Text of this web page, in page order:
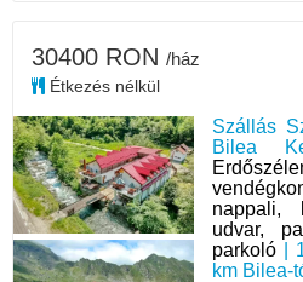
Szállás
Bilea
nappali,
udvar,
parkoló |
km Bilea-
30400 RON /ház
Étkezés nélkül